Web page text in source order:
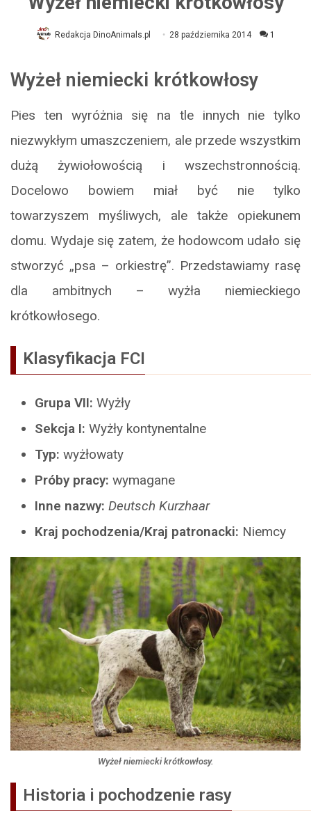
Redakcja DinoAnimals.pl 28 października 2014 1
Wyżeł niemiecki krótkowłosy
Pies ten wyróżnia się na tle innych nie tylko
niezwykłym umaszczeniem, ale przede wszystkim
dużą żywiołowością i wszechstronnością.
Docelowo bowiem miał być nie tylko
towarzyszem myśliwych, ale także opiekunem
domu. Wydaje się zatem, że hodowcom udało się
stworzyć „psa – orkiestrę”. Przedstawiamy rasę
dla ambitnych – wyżła niemieckiego
krótkowłosego.
Klasyfikacja FCI
Grupa VII: Wyżły
Sekcja I: Wyżły kontynentalne
Typ: wyżłowaty
Próby pracy: wymagane
Inne nazwy: Deutsch Kurzhaar
Kraj pochodzenia/Kraj patronacki: Niemcy
Wyżeł niemiecki krótkowłosy.
Historia i pochodzenie rasy